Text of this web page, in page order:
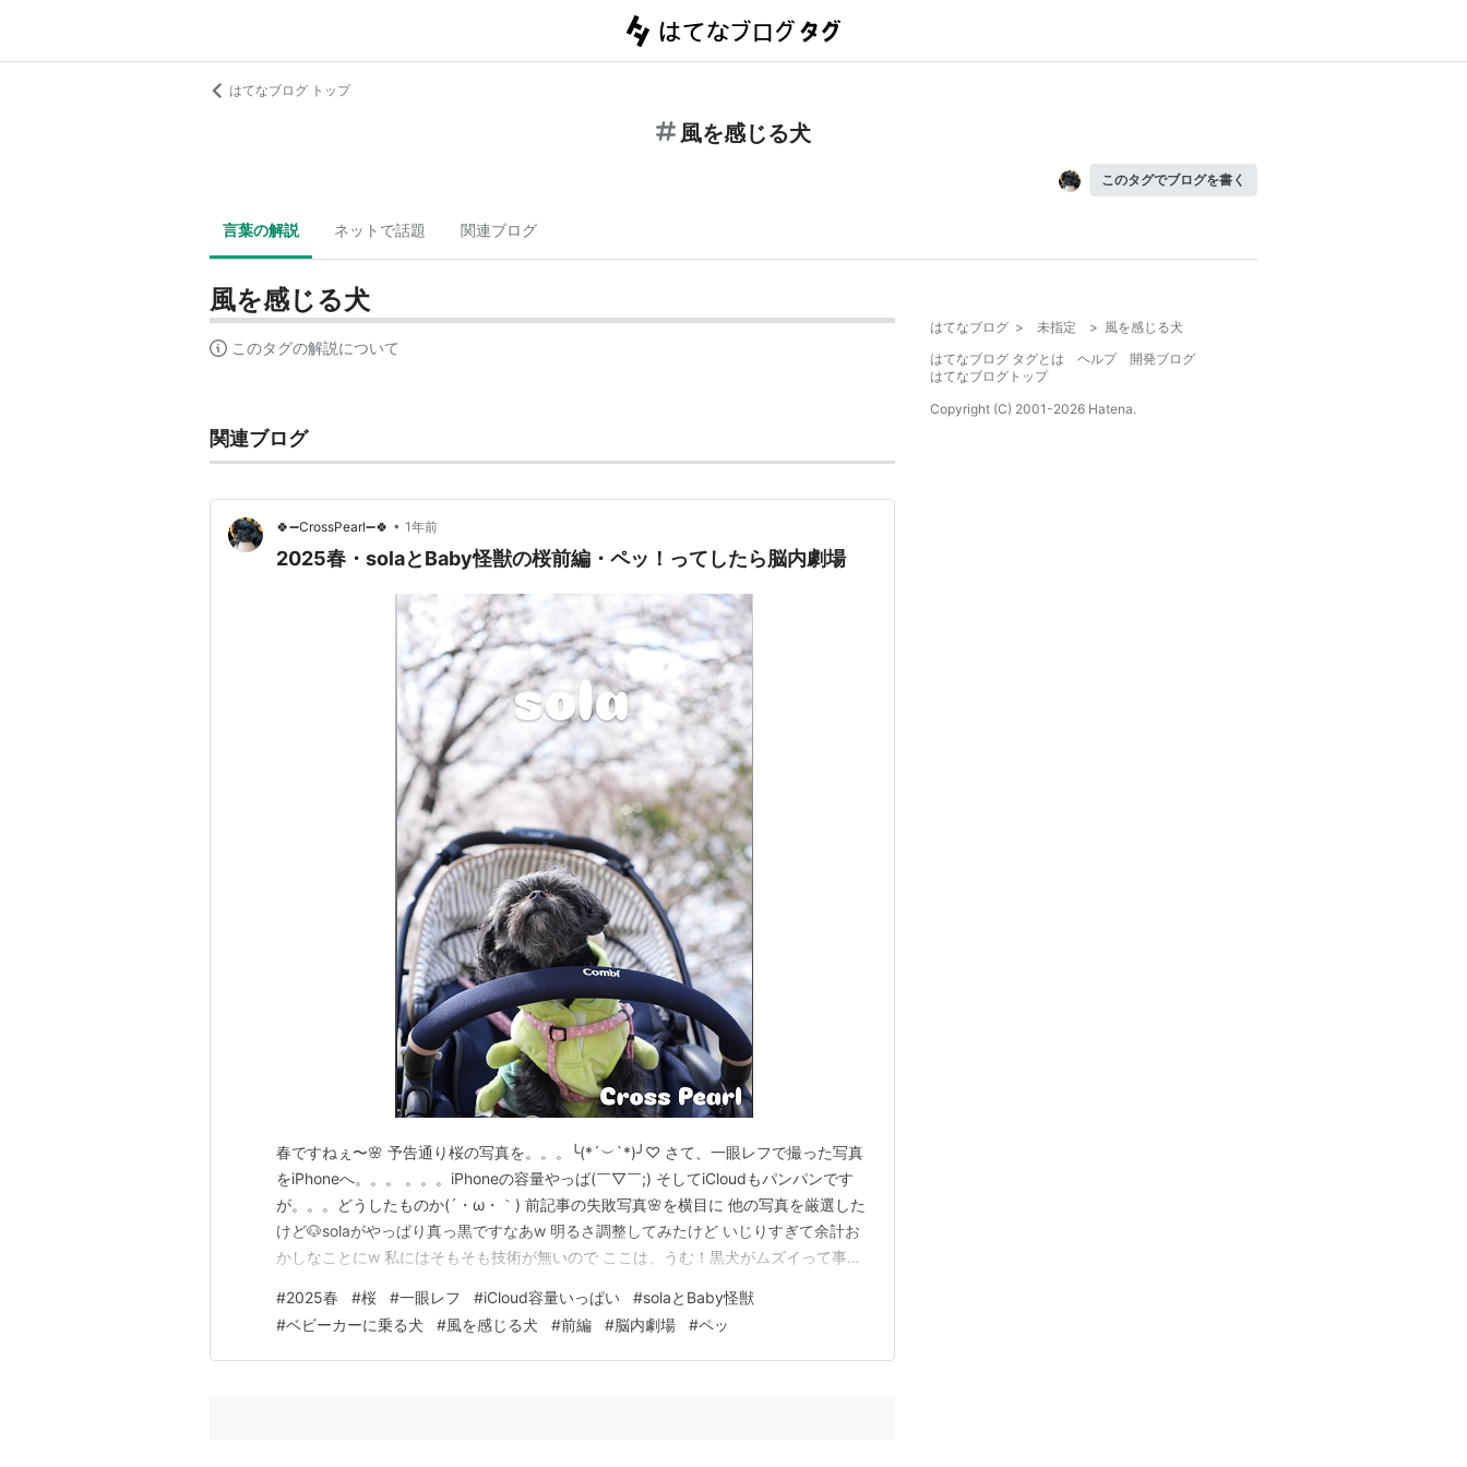
はてなブログ トップ
風を感じる犬
このタグでブログを書く
言葉の解説 ネットで話題 関連ブログ
風を感じる犬
このタグの解説について
関連ブログ
🍀➖CrossPearl➖🍀 • 1年前
2025春・solaとBaby怪獣の桜前編・ペッ！ってしたら脳内劇場
春ですねぇ〜🌸 予告通り桜の写真を。。。╰(*´︶`*)╯♡ さて、一眼レフで撮った写真
をiPhoneへ。。。 。。。iPhoneの容量やっば(￣▽￣;) そしてiCloudもパンパンです
が。。。どうしたものか(´・ω・｀) 前記事の失敗写真🌸を横目に 他の写真を厳選した
けど🐶solaがやっぱり真っ黒ですなあw 明るさ調整してみたけど いじりすぎて余計お
かしなことにw 私にはそもそも技術が無いので ここは、うむ！黒犬がムズイって事
の桜🌸4月🌸 ちょいっと風がありましたが 4月のとある日、上の娘の運転でこの…
#2025春 #桜 #一眼レフ #iCloud容量いっぱい #solaとBaby怪獣
#ベビーカーに乗る犬 #風を感じる犬 #前編 #脳内劇場 #ペッ
はてなブログ > 未指定 > 風を感じる犬
はてなブログ タグとは
ヘルプ
開発ブログ
はてなブログトップ
Copyright (C) 2001-2026 Hatena.